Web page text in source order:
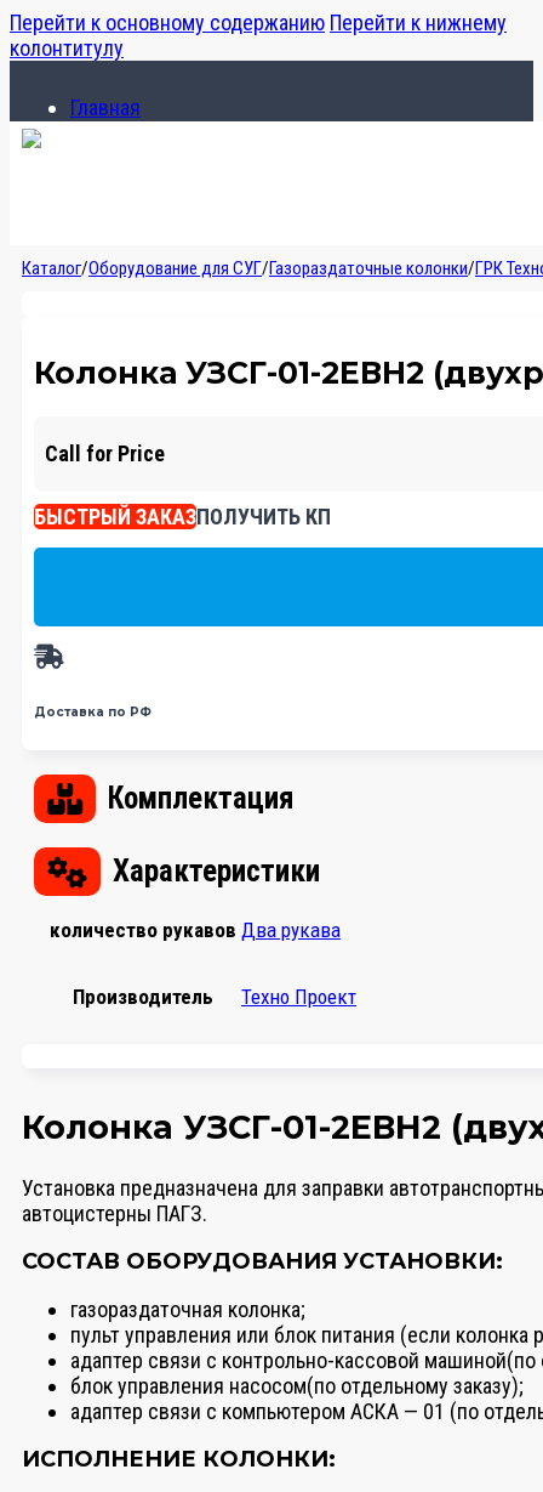
Перейти к основному содержанию Перейти к нижнему
колонтитулу
Главная
Каталог
Каталог/Оборудование для СУГ/Газораздаточные колонки/ГРК
Колонка УЗСГ-01-2ЕВН2
Call for Price
БЫСТРЫЙ ЗАКАЗПОЛУЧИТЬ КП
Доставка по РФ
Комплектация
Характеристики
количество рукавов Два рукава
Производитель Техно Проект
Колонка УЗСГ-01-2ЕВН2
Установка предназначена для заправки
автоцистерны ПАГЗ.
СОСТАВ ОБОРУДОВАНИЯ УСТАНОВКИ:
газораздаточная колонка;
пульт управления или блок питания (если
адаптер связи с контрольно-кассовой машиной(по
блок управления насосом(по отдельному заказу);
адаптер связи с компьютером АСКА — 01 (по
ИСПОЛНЕНИЕ КОЛОНКИ: